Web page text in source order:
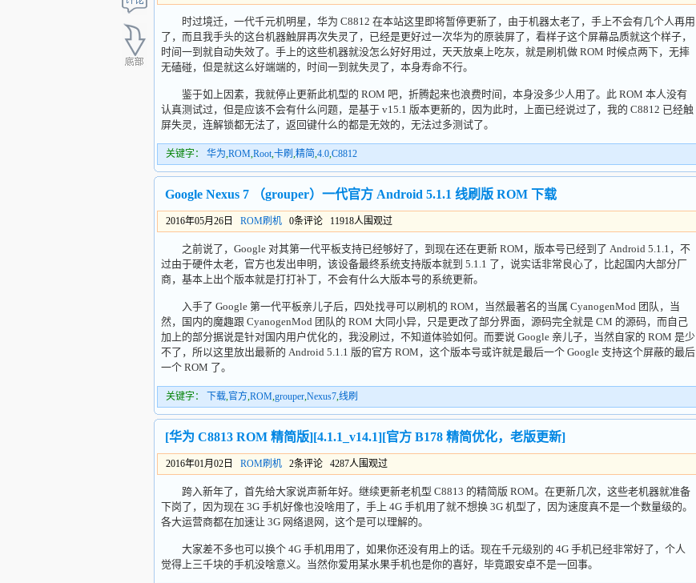
时过境迁，一代千元机明星，华为 C8812 在本站这里即将暂停更新了，由于机器太老了，手上不会有几个人再用
了，而且我手头的这台机器触屏再次失灵了，已经是更好过一次华为的原装屏了，看样子这个屏幕品质就这个样子，
时间一到就自动失效了。手上的这些机器就没怎么好好用过，天天放桌上吃灰，就是刷机做 ROM 时候点两下，无摔
无磕碰，但是就这么好端端的，时间一到就失灵了，本身寿命不行。
鉴于如上因素，我就停止更新此机型的 ROM 吧，折腾起来也浪费时间，本身没多少人用了。此 ROM 本人没有
认真测试过，但是应该不会有什么问题，是基于 v15.1 版本更新的，因为此时，上面已经说过了，我的 C8812 已经触
屏失灵，连解锁都无法了，返回键什么的都是无效的，无法过多测试了。
关键字： 华为,ROM,Root,卡刷 ,精简,4.0,C8812
Google Nexus 7 （grouper）一代官方 Android 5.1.1 线刷版 ROM 下载
2016年05月26日 ROM刷机 0条评论 11918人围观过
之前说了，Google 对其第一代平板支持已经够好了，到现在还在更新 ROM，版本号已经到了 Android 5.1.1，不
过由于硬件太老，官方也发出申明，该设备最终系统支持版本就到 5.1.1 了，说实话非常良心了，比起国内大部分厂
商，基本上出个版本就是打打补丁，不会有什么大版本号的系统更新。
入手了 Google 第一代平板亲儿子后，四处找寻可以刷机的 ROM，当然最著名的当属 CyanogenMod 团队，当
然，国内的魔趣跟 CyanogenMod 团队的 ROM 大同小异，只是更改了部分界面，源码完全就是 CM 的源码，而自己
加上的部分据说是针对国内用户优化的，我没刷过，不知道体验如何。而要说 Google 亲儿子，当然自家的 ROM 是少
不了，所以这里放出最新的 Android 5.1.1 版的官方 ROM，这个版本号或许就是最后一个 Google 支持这个屏蔽的最后
一个 ROM 了。
关键字： 下载,官方,ROM,grouper,Nexus7,线刷
[华为 C8813 ROM 精简版][4.1.1_v14.1][官方 B178 精简优化，老版更新]
2016年01月02日 ROM刷机 2条评论 4287人围观过
跨入新年了，首先给大家说声新年好。继续更新老机型 C8813 的精简版 ROM。在更新几次，这些老机器就准备
下岗了，因为现在 3G 手机好像也没啥用了，手上 4G 手机用了就不想换 3G 机型了，因为速度真不是一个数量级的。
各大运营商都在加速让 3G 网络退网，这个是可以理解的。
大家差不多也可以换个 4G 手机用用了，如果你还没有用上的话。现在千元级别的 4G 手机已经非常好了，个人
觉得上三千块的手机没啥意义。当然你爱用某水果手机也是你的喜好，毕竟跟安卓不是一回事。